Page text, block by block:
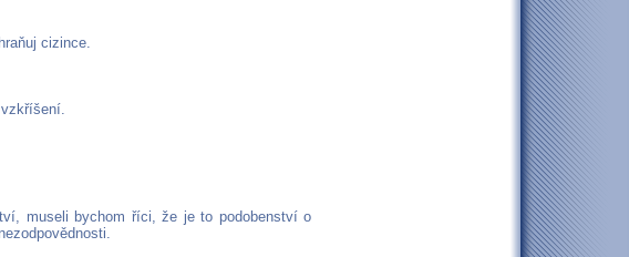
cizince.
museli bychom říci, že je to podobenství o